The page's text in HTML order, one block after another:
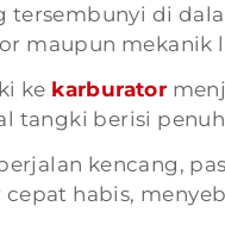
tersembunyi di
maupun mekanik
ke karburator
tangki berisi
kencang,
habis,